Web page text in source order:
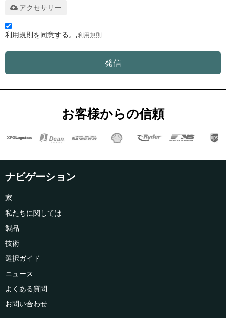
アクセサリー
利用規則を同意する。,利用規則
発信
お客様からの信頼
ナビゲーション
家
私たちに関しては
製品
技術
選択ガイド
ニュース
よくある質問
お問い合わせ